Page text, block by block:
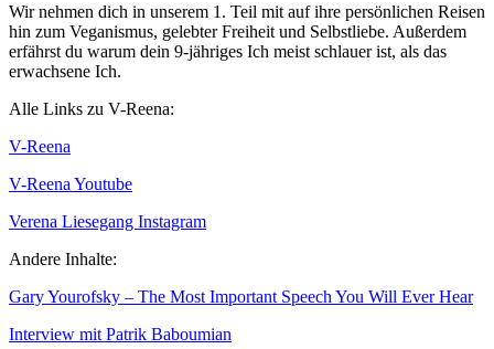
Wir nehmen dich in unserem 1. Teil mit auf ihre persönlichen Reisen
hin zum Veganismus, gelebter Freiheit und Selbstliebe. Außerdem
erfährst du warum dein 9-jähriges Ich meist schlauer ist, als das
erwachsene Ich.
Alle Links zu V-Reena:
V-Reena
V-Reena Youtube
Verena Liesegang Instagram
Andere Inhalte:
Gary Yourofsky – The Most Important Speech You Will Ever Hear
Interview mit Patrik Baboumian